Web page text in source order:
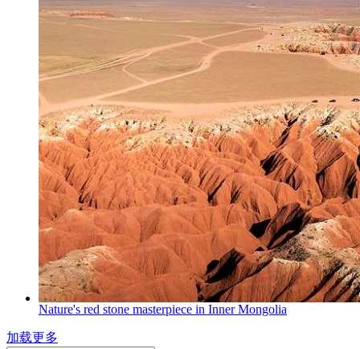
Nature's red stone masterpiece in Inner Mongolia
加载更多